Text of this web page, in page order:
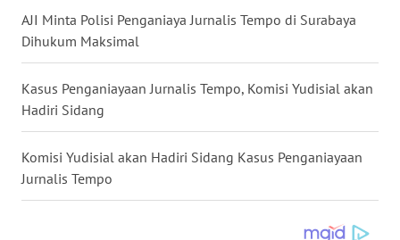
AJI Minta Polisi Penganiaya Jurnalis Tempo di Surabaya
Dihukum Maksimal
Kasus Penganiayaan Jurnalis Tempo, Komisi Yudisial akan
Hadiri Sidang
Komisi Yudisial akan Hadiri Sidang Kasus Penganiayaan
Jurnalis Tempo
WN
NUSANTARA
WN
WN